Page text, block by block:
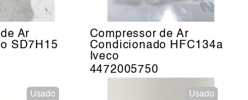
Ar
SD7H15
Compressor de Ar
Condicionado HFC134a
Iveco
4472005750
Usado Usado